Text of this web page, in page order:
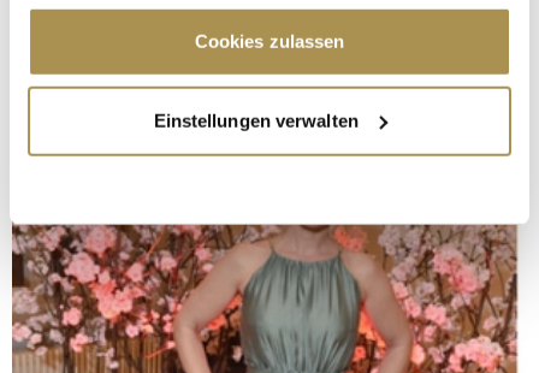
Cookie-Erklärung oder durch Klicken auf das Privacy
Trigger Symbol ändern oder widerrufen
Informationen über Ihre geografische Lage
erfassen, welche bis auf einige Meter genau sein
bestimmten Merkmalen (Fingerprinting) identifizieren
Erfahren Sie mehr darüber, wie Ihre persönlichen Daten
verarbeitet werden, und legen Sie Ihre Präferenzen im
Abschnitt Einzelheitenfest.
Cookies zulassen
Einstellungen verwalten